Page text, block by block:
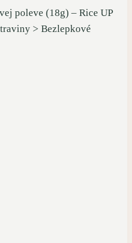
poleve (18g) – Rice UP
> Bezlepkové